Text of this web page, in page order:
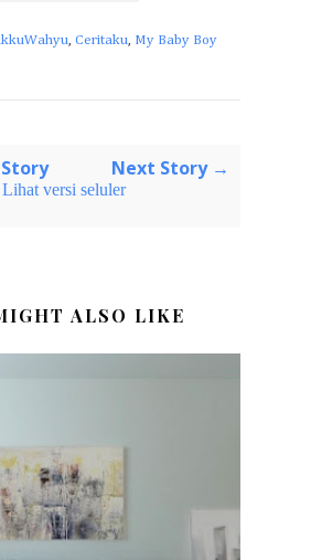
, Ceritaku, My Baby Boy
Next Story →
Lihat versi seluler
ALSO LIKE